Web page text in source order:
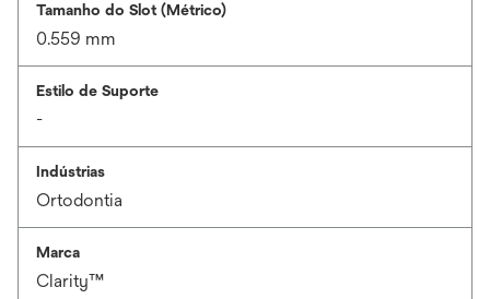
Tamanho do Slot (Métrico)
0.559 mm
Estilo de Suporte
-
Indústrias
Ortodontia
Marca
Clarity™